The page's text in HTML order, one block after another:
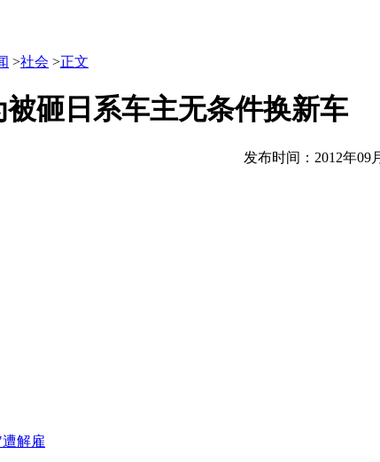
>社会 >正文
被砸日系车主无条件换新车
发布时间：2012年09
解雇